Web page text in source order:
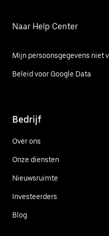
Naar Help Center
Mijn persoonsgegevens niet
Beleid voor Google Data
Bedrijf
Over ons
Onze diensten
Nieuwsruimte
Investeerders
Blog